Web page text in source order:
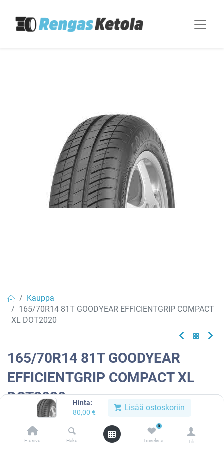
Hinta:
80,00 € Lisää ostoskoriin
Etusivu Haku
0
Toivelista Tili
Kauppa
165/70R14 81T GOODYEAR EFFICIENTGRIP COMPACT
XL DOT2020
165/70R14 81T GOODYEAR
EFFICIENTGRIP COMPACT XL
DOT2020
Tuotekoodi:969690
Tällä tuotteella ei ole kelvollista yhdistelmää.